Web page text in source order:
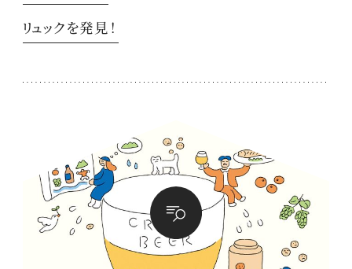
リュックを発見！